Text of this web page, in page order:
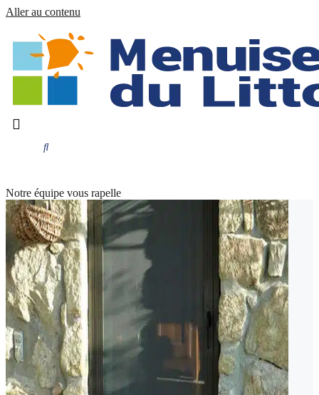
Aller au contenu
Notre équipe vous rapelle